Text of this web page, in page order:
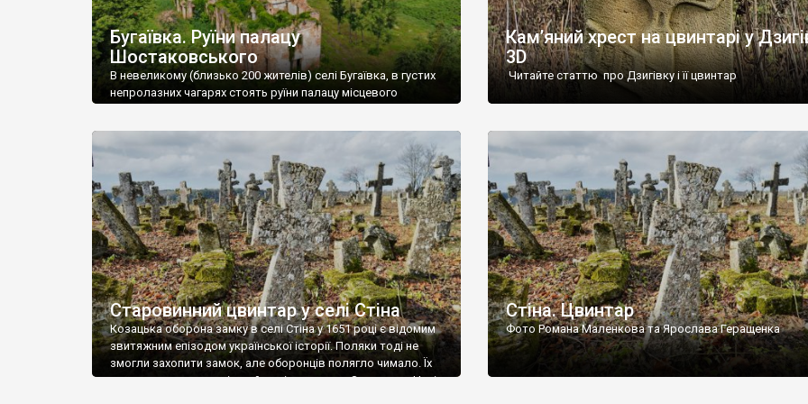
Бугаївка. Руїни палацу
Шостаковського
В невеликому (близько 200 жителів) селі Бугаївка, в густих
непролазних чагарях стоять руїни палацу місцевого
потім клуб, ще пізніше – гуртожиток. У 60-х роках минулого
століття тут розмістили туберкульозну лікарню. Коли із
палацу виїхала лікарня – ми точно не […]
Кам’яний хрест на цвинтарі у
3D
Читайте статтю про Дзигівку і її цвинтар
Старовинний цвинтар у селі Стіна
Козацька оборона замку в селі Стіна у 1651 році є відомим
звитяжним епізодом української історії. Поляки тоді не
змогли захопити замок, але оборонців полягло чимало. Їх
поховали на цвинтарі, який тоді називався Замковим. Нині
Стіна. Цвинтар
Фото Романа Маленкова та Ярослава Геращенка